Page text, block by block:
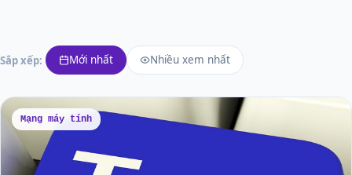
Sắp xếp: Mới nhất Nhiều xem nhất
Mạng máy tính